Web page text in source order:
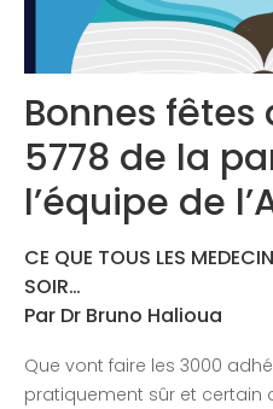
Bonnes fêtes
5778 de la
l’équipe de
CE QUE TOUS LES
SOIR…
Par Dr Bruno Halioua
Que vont faire les 3000
pratiquement sûr et certain